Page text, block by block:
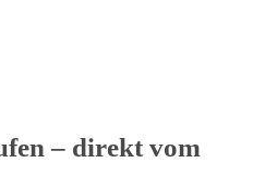
– direkt vom